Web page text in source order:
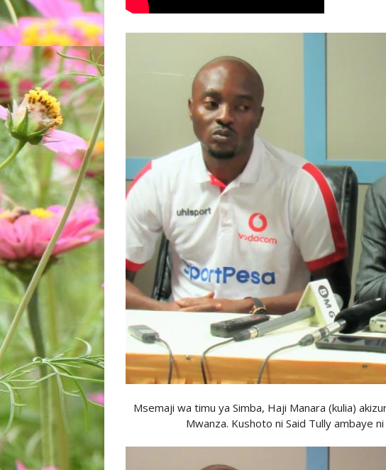
Msemaji wa timu ya Simba, Haji Manara (kulia)
Mwanza. Kushoto ni Said Tully ambaye